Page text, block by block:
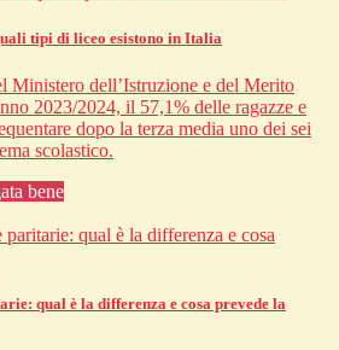
tipi di liceo esistono in Italia
Ministero dell’Istruzione e del Merito
2023/2024, il 57,1% delle ragazze e
dopo la terza media uno dei sei
scolastico.
bene
qual è la differenza e cosa prevede la